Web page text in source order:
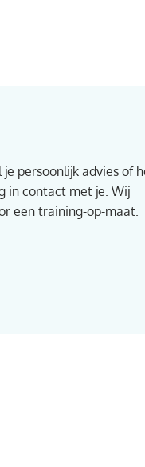
persoonlijk advies of
in contact met je. Wij
een training-op-maat.